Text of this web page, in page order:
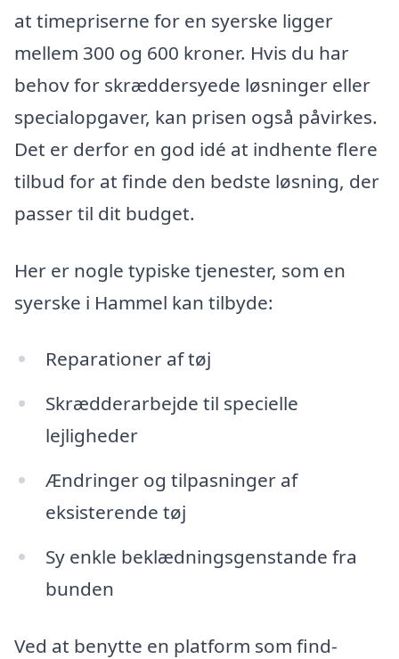
at timepriserne for en syerske ligger
mellem 300 og 600 kroner. Hvis du har
behov for skræddersyede løsninger eller
specialopgaver, kan prisen også påvirkes.
Det er derfor en god idé at indhente flere
tilbud for at finde den bedste løsning, der
passer til dit budget.
Her er nogle typiske tjenester, som en
syerske i Hammel kan tilbyde:
Reparationer af tøj
Skrædderarbejde til specielle
lejligheder
Ændringer og tilpasninger af
eksisterende tøj
Sy enkle beklædningsgenstande fra
bunden
Ved at benytte en platform som find-